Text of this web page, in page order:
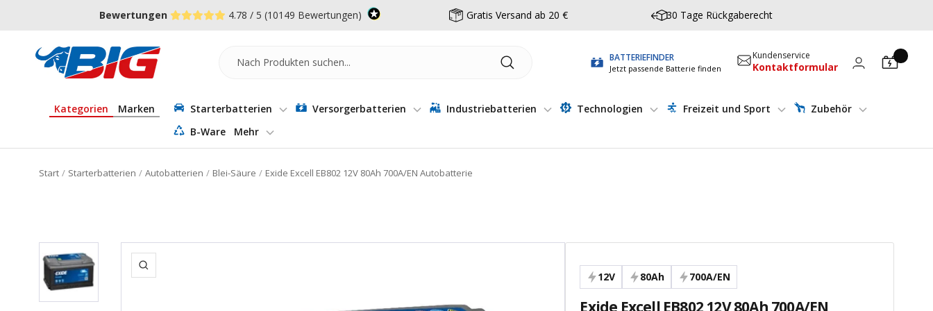
Zum Menü springen
Fußzeile springen
Barrierefreiheits-Widget öffnen
Bewertungen 4.78 / 5 (10149 Bewertungen) Gratis Versand ab 20 € 30 Tage Rückgaberecht
Batterie-
Industrie-
BATTERIEFINDER
Jetzt passende Batterie finden
Kundenservice
Kontaktformular
Kategorien Marken Starterbatterien Versorgerbatterien Industriebatterien Technologien Freizeit und Sport
Zubehör
B-Ware
Mehr
Start Starterbatterien Autobatterien Blei-Säure Exide Excell EB802 12V 80Ah 700A/EN Autobatterie
Zoom 12V 80Ah 700A/EN
Exide Excell EB802 12V 80Ah 700A/EN